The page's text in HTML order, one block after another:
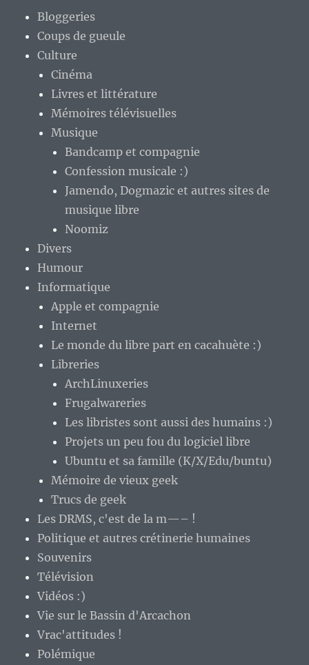
Bloggeries
Coups de gueule
Culture
Cinéma
Livres et littérature
Mémoires télévisuelles
Musique
Bandcamp et compagnie
Confession musicale :)
Jamendo, Dogmazic et autres sites de
musique libre
Noomiz
Divers
Humour
Informatique
Apple et compagnie
Internet
Le monde du libre part en cacahuète :)
Libreries
ArchLinuxeries
Frugalwareries
Les libristes sont aussi des humains :)
Projets un peu fou du logiciel libre
Ubuntu et sa famille (K/X/Edu/buntu)
Mémoire de vieux geek
Trucs de geek
Les DRMS, c'est de la m—– !
Politique et autres crétinerie humaines
Souvenirs
Télévision
Vidéos :)
Vie sur le Bassin d'Arcachon
Vrac'attitudes !
Polémique